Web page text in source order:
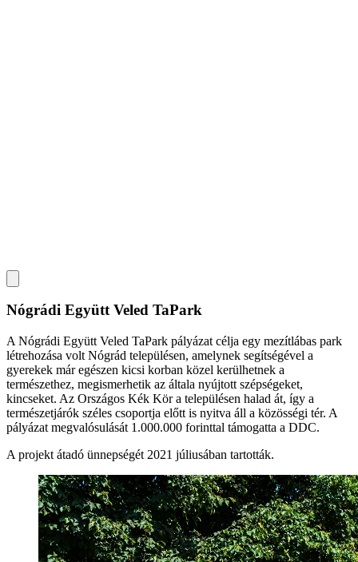
Nógrádi Együtt Veled TaPark
A Nógrádi Együtt Veled TaPark pályázat célja egy mezítlábas park
létrehozása volt Nógrád településen, amelynek segítségével a
gyerekek már egészen kicsi korban közel kerülhetnek a
természethez, megismerhetik az általa nyújtott szépségeket,
kincseket. Az Országos Kék Kör a településen halad át, így a
természetjárók széles csoportja előtt is nyitva áll a közösségi tér. A
pályázat megvalósulását 1.000.000 forinttal támogatta a DDC.
A projekt átadó ünnepségét 2021 júliusában tartották.